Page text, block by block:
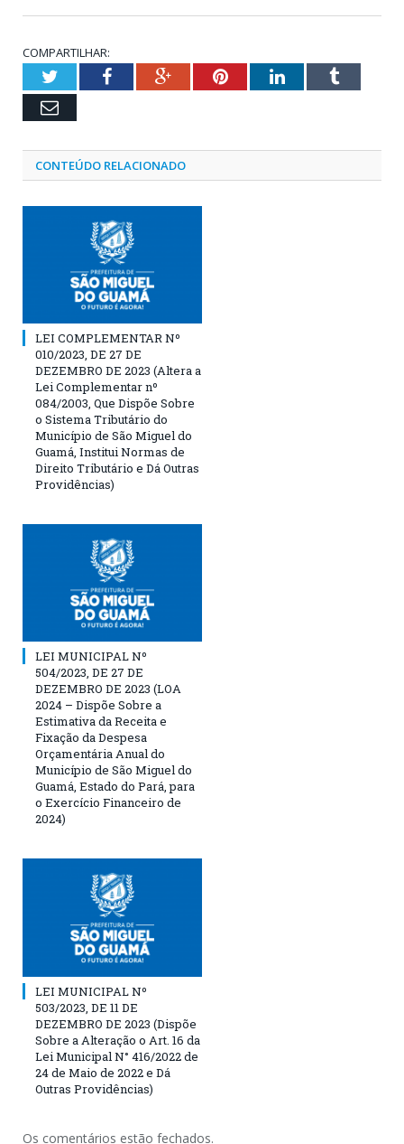
COMPARTILHAR:
TwitterFacebookGoogle+PinterestLinkedInTumblr
Email
CONTEÚDO RELACIONADO
LEI COMPLEMENTAR Nº
010/2023, DE 27 DE
DEZEMBRO DE 2023 (Altera a
Lei Complementar nº
084/2003, Que Dispõe Sobre
o Sistema Tributário do
Município de São Miguel do
Guamá, Institui Normas de
Direito Tributário e Dá Outras
Providências)
LEI MUNICIPAL Nº
504/2023, DE 27 DE
DEZEMBRO DE 2023 (LOA
2024 – Dispõe Sobre a
Estimativa da Receita e
Fixação da Despesa
Orçamentária Anual do
Município de São Miguel do
Guamá, Estado do Pará, para
o Exercício Financeiro de
2024)
LEI MUNICIPAL Nº
503/2023, DE 11 DE
DEZEMBRO DE 2023 (Dispõe
Sobre a Alteração o Art. 16 da
Lei Municipal N° 416/2022 de
24 de Maio de 2022 e Dá
Outras Providências)
Os comentários estão fechados.